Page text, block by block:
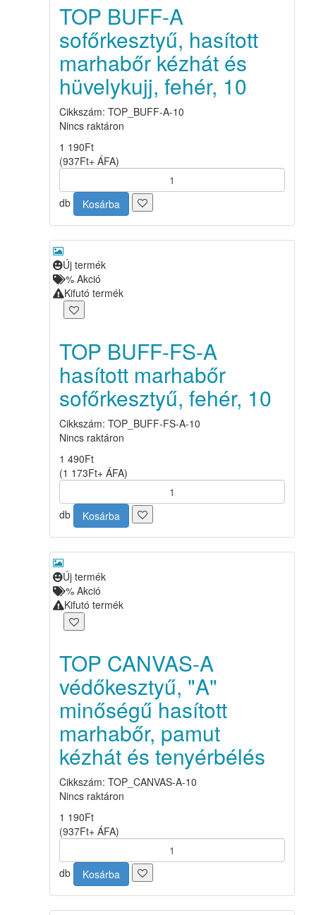
TOP BUFF-A
sofőrkesztyű, hasított
marhabőr kézhát és
hüvelykujj, fehér, 10
Cikkszám: TOP_BUFF-A-10
Nincs raktáron
1 190Ft
(937Ft+ ÁFA)
db Kosárba
Új termék
% Akció
Kifutó termék
TOP BUFF-FS-A
hasított marhabőr
sofőrkesztyű, fehér, 10
Cikkszám: TOP_BUFF-FS-A-10
Nincs raktáron
1 490Ft
(1 173Ft+ ÁFA)
db Kosárba
Új termék
% Akció
Kifutó termék
TOP CANVAS-A
védőkesztyű, "A"
minőségű hasított
marhabőr, pamut
kézhát és tenyérbélés
Cikkszám: TOP_CANVAS-A-10
Nincs raktáron
1 190Ft
(937Ft+ ÁFA)
db Kosárba